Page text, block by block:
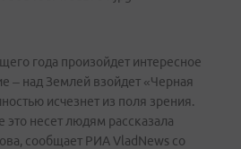
года произойдет интересное
– над Землей взойдет «Черная
исчезнет из поля зрения.
несет людям рассказала
сообщает РИА VladNews со